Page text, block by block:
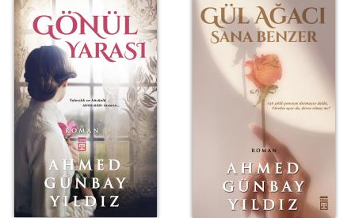
Gönül Yarası
Gül Ağacı Sana
Benzer